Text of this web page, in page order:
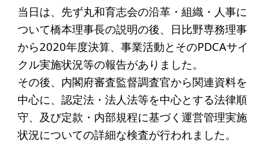
年間スケジュール
定款
個人情報保護方針
アクセス
給付型奨学金
当日は、先ず丸和育志会の沿革・組織・人事に
ついて橋本理事長の説明の後、日比野専務理事
から2020年度決算、事業活動とそのPDCAサイ
クル実施状況等の報告がありました。
その後、内閣府審査監督調査官から関連資料を
中心に、認定法・法人法等を中心とする法律順
守、及び定款・内部規程に基づく運営管理実施
状況についての詳細な検査が行われました。